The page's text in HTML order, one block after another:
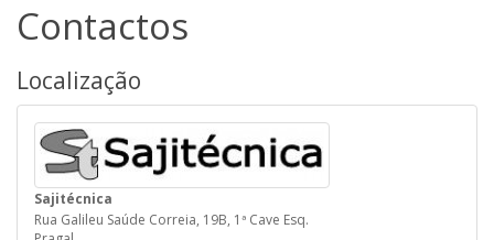
Contactos
Localização
Sajitécnica
Rua Galileu Saúde Correia, 19B, 1ª Cave Esq.